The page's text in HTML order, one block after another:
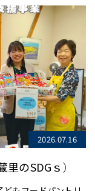
2026.07.16
のSDGｓ）